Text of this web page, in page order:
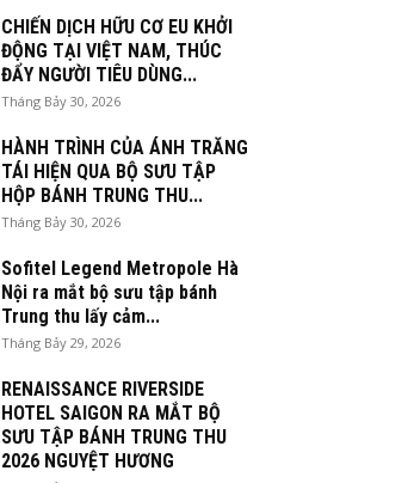
CHIẾN DỊCH HỮU CƠ EU KHỞI
ĐỘNG TẠI VIỆT NAM, THÚC
ĐẨY NGƯỜI TIÊU DÙNG...
Tháng Bảy 30, 2026
HÀNH TRÌNH CỦA ÁNH TRĂNG
TÁI HIỆN QUA BỘ SƯU TẬP
HỘP BÁNH TRUNG THU...
Tháng Bảy 30, 2026
Sofitel Legend Metropole Hà
Nội ra mắt bộ sưu tập bánh
Trung thu lấy cảm...
Tháng Bảy 29, 2026
RENAISSANCE RIVERSIDE
HOTEL SAIGON RA MẮT BỘ
SƯU TẬP BÁNH TRUNG THU
2026 NGUYỆT HƯƠNG